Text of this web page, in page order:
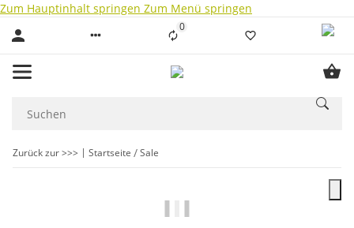
Zum Hauptinhalt springen Zum Menü springen
0Liste ist leer
Zurück zur >>> Startseite Sale